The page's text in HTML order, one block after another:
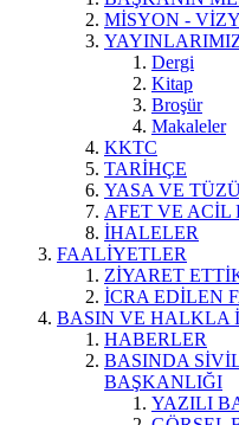
MİSYON -
Dergi
Kitap
Broşür
Makaleler
KKTC
TARİHÇE
YASA VE
AFET VE ACİL
İHALELER
FAALİYETLER
ZİYARET
İCRA EDİLEN
BASIN VE HALKLA
HABERLER
BASINDA
BAŞKANLIĞI
YAZILI